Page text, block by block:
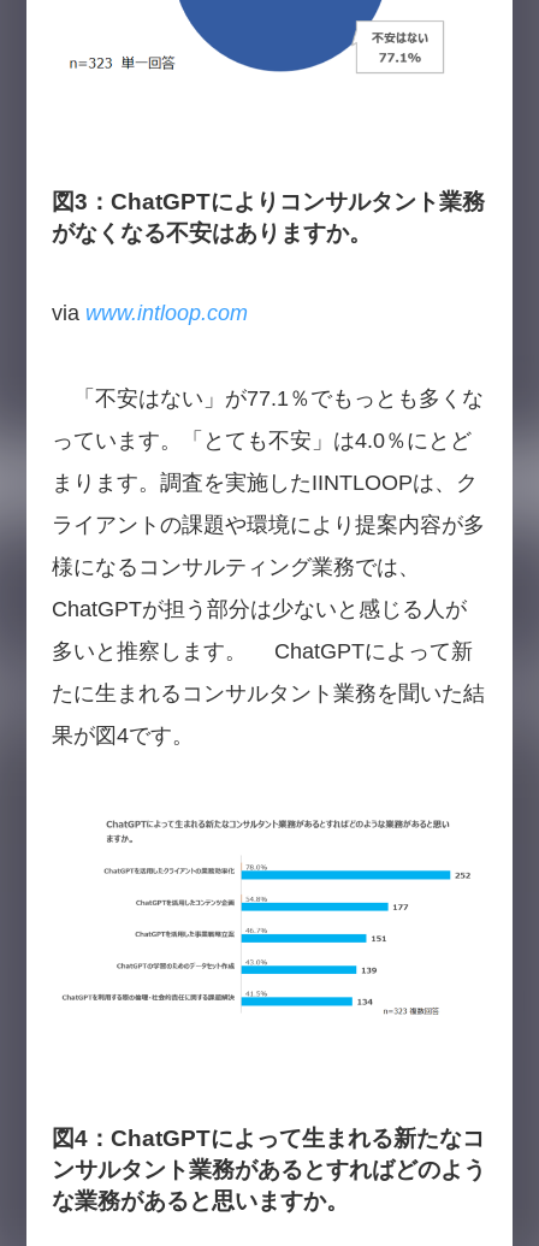
図3：ChatGPTによりコンサルタント業務
がなくなる不安はありますか。
via www.intloop.com
「不安はない」が77.1％でもっとも多くな
っています。「とても不安」は4.0％にとど
まります。調査を実施したIINTLOOPは、ク
ライアントの課題や環境により提案内容が多
様になるコンサルティング業務では、
ChatGPTが担う部分は少ないと感じる人が
多いと推察します。 ChatGPTによって新
たに生まれるコンサルタント業務を聞いた結
果が図4です。
図4：ChatGPTによって生まれる新たなコ
ンサルタント業務があるとすればどのよう
な業務があると思いますか。